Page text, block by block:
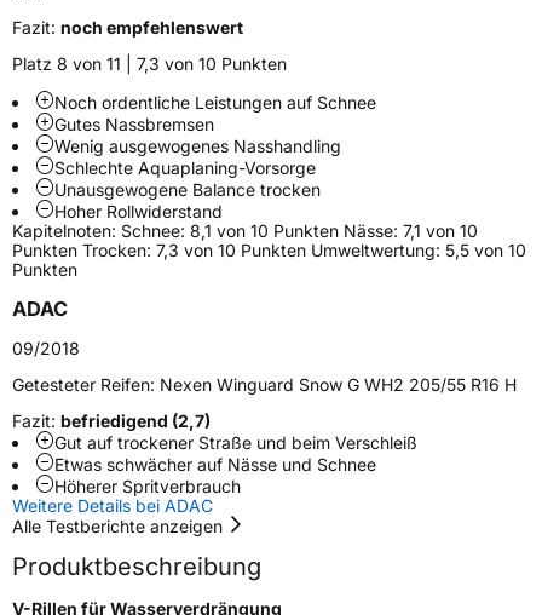
Modellname
Winguard Snow G WH2
Fahrzeugart PKW & SUV
Weitere Eigenschaften
SchlauchtypTL
ZustandNeureifen
EU Label
EffizienzD
NasshaftungB
Rollgeräusch (Klasse)B
Rollgeräusch (dB)70
Fahrzeugklasse
Fazit: noch empfehlenswert
Platz 8 von 11 | 7,3 von 10 Punkten
Noch ordentliche Leistungen auf Schnee
Gutes Nassbremsen
Wenig ausgewogenes Nasshandling
Schlechte Aquaplaning-Vorsorge
Unausgewogene Balance trocken
Hoher Rollwiderstand
Kapitelnoten: Schnee: 8,1 von 10 Punkten Nässe: 7,1 von 10
Punkten Trocken: 7,3 von 10 Punkten Umweltwertung: 5,5 von 10
Punkten
ADAC
09/2018
Getesteter Reifen: Nexen Winguard Snow G WH2 205/55 R16 H
Fazit: befriedigend (2,7)
Gut auf trockener Straße und beim Verschleiß
Etwas schwächer auf Nässe und Schnee
Höherer Spritverbrauch
Weitere Details bei ADAC
Alle Testberichte anzeigen
Produktbeschreibung
V-Rillen für Wasserverdrängung